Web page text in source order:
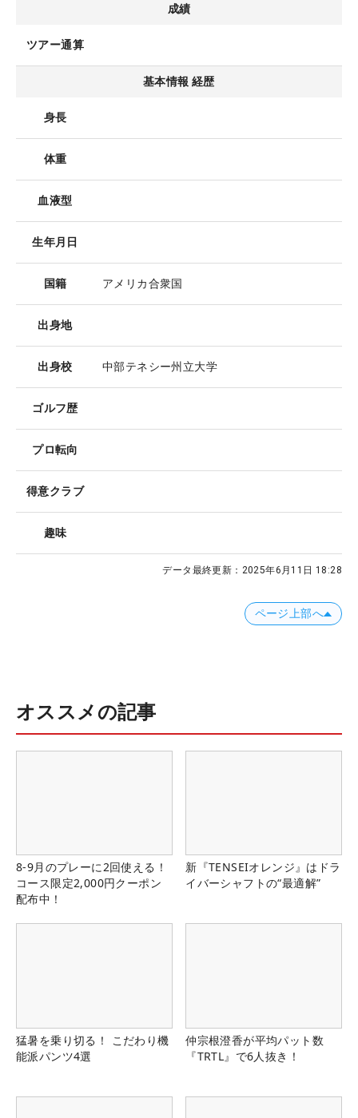
成績
ツアー通算
基本情報 経歴
身長
体重
血液型
生年月日
国籍 アメリカ合衆国
出身地
出身校 中部テネシー州立大学
ゴルフ歴
プロ転向
得意クラブ
趣味
データ最終更新： 2025年6月11日 18:28
ページ上部へ
オススメの記事
8-9月のプレーに2回使える！
コース限定2,000円クーポン
配布中！
新『TENSEIオレンジ』はドラ
イバーシャフトの“最適解”
猛暑を乗り切る！ こだわり機
能派パンツ4選
仲宗根澄香が平均パット数
『TRTL』で6人抜き！